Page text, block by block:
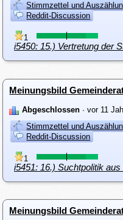
Stimmzettel und
Reddit-Discussion
1
Meinungsbild
Abgeschlossen · vor 11
Stimmzettel und
Reddit-Discussion
1
Meinungsbild